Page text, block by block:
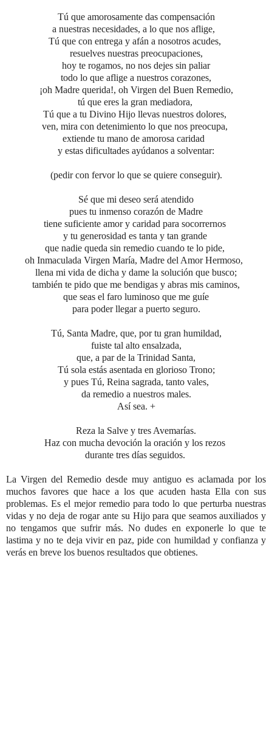
Tú que amorosamente das compensación
a nuestras necesidades, a lo que nos aflige,
Tú que con entrega y afán a nosotros acudes,
resuelves nuestras preocupaciones,
hoy te rogamos, no nos dejes sin paliar
todo lo que aflige a nuestros corazones,
¡oh Madre querida!, oh Virgen del Buen Remedio,
tú que eres la gran mediadora,
Tú que a tu Divino Hijo llevas nuestros dolores,
ven, mira con detenimiento lo que nos preocupa,
extiende tu mano de amorosa caridad
y estas dificultades ayúdanos a solventar:
(pedir con fervor lo que se quiere conseguir).
Sé que mi deseo será atendido
pues tu inmenso corazón de Madre
tiene suficiente amor y caridad para socorrernos
y tu generosidad es tanta y tan grande
que nadie queda sin remedio cuando te lo pide,
oh Inmaculada Virgen María, Madre del Amor Hermoso,
llena mi vida de dicha y dame la solución que busco;
también te pido que me bendigas y abras mis caminos,
que seas el faro luminoso que me guíe
para poder llegar a puerto seguro.
Tú, Santa Madre, que, por tu gran humildad,
fuiste tal alto ensalzada,
que, a par de la Trinidad Santa,
Tú sola estás asentada en glorioso Trono;
y pues Tú, Reina sagrada, tanto vales,
da remedio a nuestros males.
Así sea. +
Reza la Salve y tres Avemarías.
Haz con mucha devoción la oración y los rezos
durante tres días seguidos.
La Virgen del Remedio desde muy antiguo es aclamada por los
muchos favores que hace a los que acuden hasta Ella con sus
problemas. Es el mejor remedio para todo lo que perturba nuestras
vidas y no deja de rogar ante su Hijo para que seamos auxiliados y
no tengamos que sufrir más. No dudes en exponerle lo que te
lastima y no te deja vivir en paz, pide con humildad y confianza y
verás en breve los buenos resultados que obtienes.